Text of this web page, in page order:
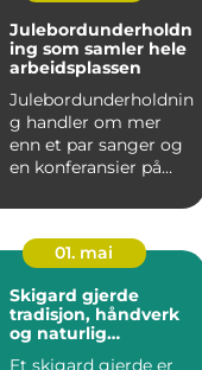
Julebordunderholdn
ing som samler hele
arbeidsplassen
Julebordunderholdnin
g handler om mer
enn et par sanger og
en konferansier på
01. mai
Skigard gjerde
tradisjon, håndverk
og naturlig
Et skigard gjerde er